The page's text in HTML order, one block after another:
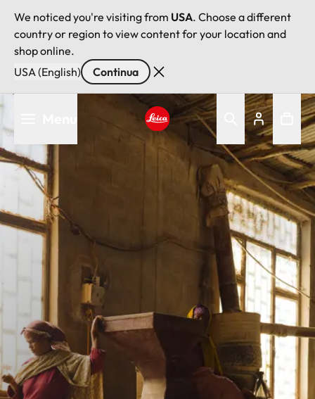
We noticed you're visiting from USA. Choose a different
country or region to view content for your location and
shop online.
USA (English)
Continua
Salta
contenuto
principale
Leica logo - Home